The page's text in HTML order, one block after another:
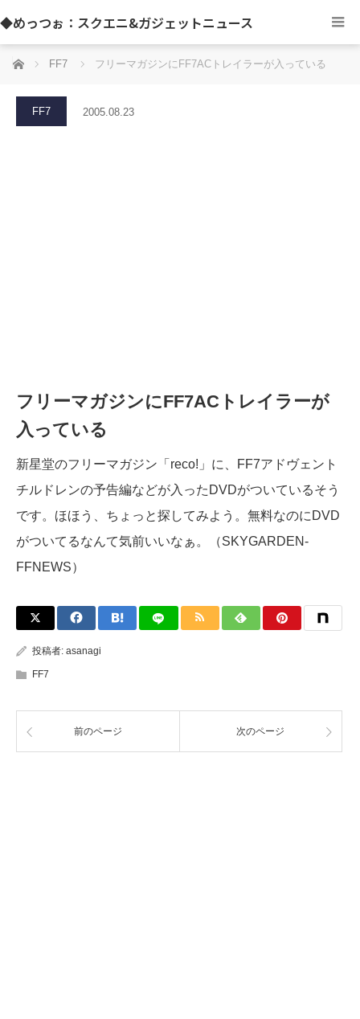
◆めっつぉ：スクエニ&ガジェットニュース
ホーム FF7 フリーマガジンにFF7ACトレイラーが入っている
FF7 2005.08.23
フリーマガジンにFF7ACトレイラーが
入っている
新星堂のフリーマガジン「reco!」に、FF7アドヴェント
チルドレンの予告編などが入ったDVDがついているそう
です。ほほう、ちょっと探してみよう。無料なのにDVD
がついてるなんて気前いいなぁ。（SKYGARDEN-
FFNEWS）
投稿者: asanagi
FF7
前のページ 次のページ